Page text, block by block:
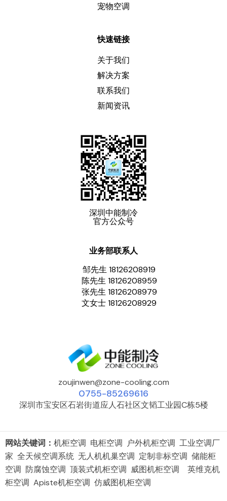
宠物空调
快速链接
关于我们
解决方案
联系我们
新闻资讯
深圳中能制冷
官方公众号
业务部联系人
邹先生 18126208919
陈先生 18126208959
张先生 18126208979
文女士 18126208929
zoujinwen@zone-cooling.com
0755-85269616
深圳市宝安区石岩街道应人石社区文韬工业园C栋5楼
网站关键词： 机柜空调 电柜空调 户外机柜空调 工业空调厂
家 全天候空调系统 无人机机巢空调 定制非标空调 储能柜
空调 防腐蚀空调 顶装式机柜空调 威图机柜空调 英维克机
柜空调 Apiste机柜空调 仿威图机柜空调